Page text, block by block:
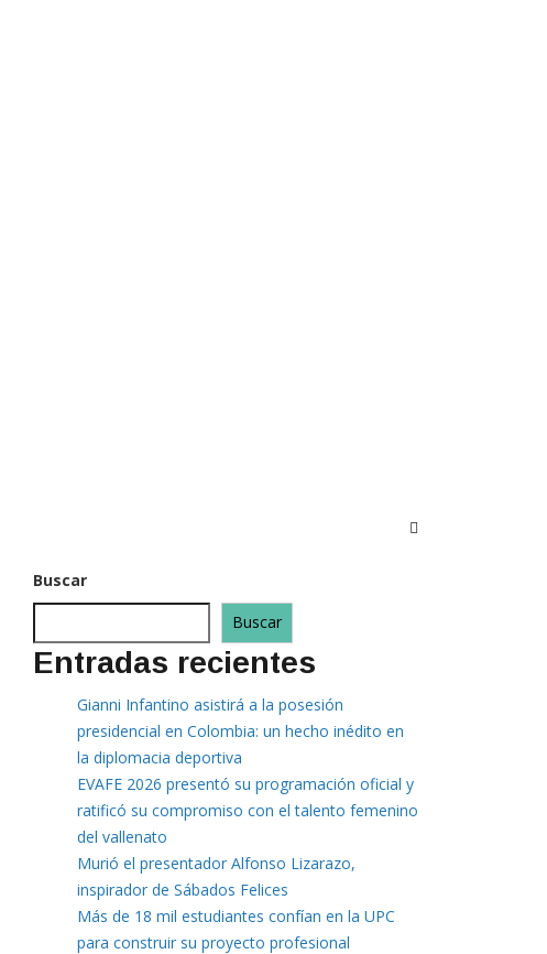
Buscar
Buscar
Entradas recientes
Gianni Infantino asistirá a la posesión
presidencial en Colombia: un hecho inédito en
la diplomacia deportiva
EVAFE 2026 presentó su programación oficial y
ratificó su compromiso con el talento femenino
del vallenato
Murió el presentador Alfonso Lizarazo,
inspirador de Sábados Felices
Más de 18 mil estudiantes confían en la UPC
para construir su proyecto profesional